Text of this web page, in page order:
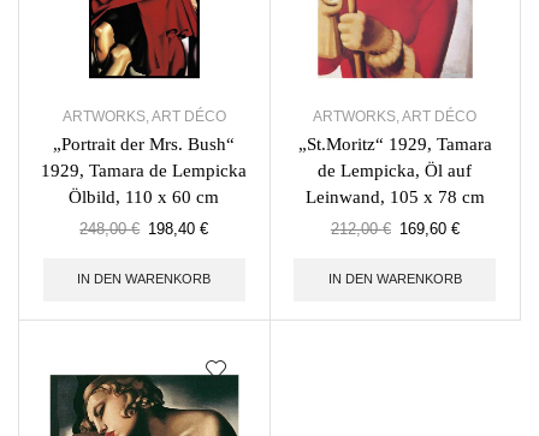
ARTWORKS, ART DÉCO
„Portrait der Mrs. Bush“
1929, Tamara de Lempicka
Ölbild, 110 x 60 cm
248,00€ 198,40€
IN DEN WARENKORB
ARTWORKS ,ART DÉCO
„St.Moritz“ 1929, Tamara
de Lempicka, Öl auf
Leinwand, 105 x 78 cm
212,00€ 169,60 €
IN DEN WARENKORB